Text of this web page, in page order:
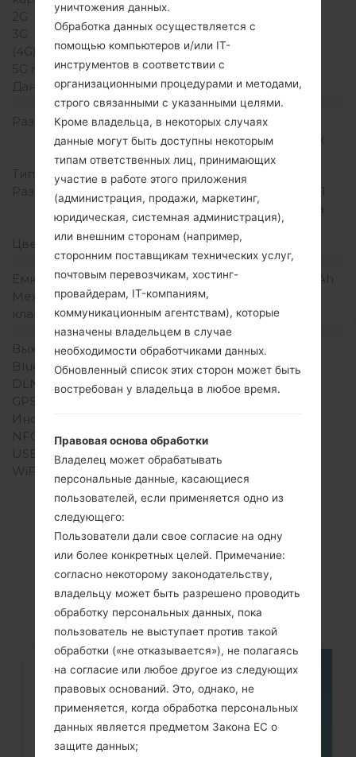
2G
3G
-
(4G) LTE
5G network
-
Данные
GPRS
Дисплей
Размер экрана
1.5 in (~17.54%
соотношение экрана к
телу)
Тип экрана
TFT
Разрешение экрана
128 x 128 пикселей (~121
плотность пикселей на
дюйм)
Цвета экрана
65K цветов
Аккумулятор и клавиатура
Емкость аккумулятора
Съемный Li-Ion 900 mAh
Механическая
клавиатура
Есть
Интерфейсы
Выход для аудио
-
Bluetooth
-
DLNA
Нет
GPS
Инфракрасный порт
NFC
Нет
USB
-
WiFi
Cтатьи
LG300G(LG300G)
уничтожения данных.
Обработка данных осуществляется с
помощью компьютеров и/или IT-
инструментов в соответствии с
организационными процедурами и методами,
строго связанными с указанными целями.
Кроме владельца, в некоторых случаях
данные могут быть доступны некоторым
типам ответственных лиц, принимающих
участие в работе этого приложения
(администрация, продажи, маркетинг,
юридическая, системная администрация),
или внешним сторонам (например,
сторонним поставщикам технических услуг,
почтовым перевозчикам, хостинг-
провайдерам, IT-компаниям,
коммуникационным агентствам), которые
назначены владельцем в случае
необходимости обработчиками данных.
Обновленный список этих сторон может быть
востребован у владельца в любое время.
Правовая основа обработки
Владелец может обрабатывать
персональные данные, касающиеся
пользователей, если применяется одно из
следующего:
Пользователи дали свое согласие на одну
или более конкретных целей. Примечание:
согласно некоторому законодательству,
владельцу может быть разрешено проводить
обработку персональных данных, пока
пользователь не выступает против такой
обработки («не отказывается»), не полагаясь
на согласие или любое другое из следующих
правовых оснований. Это, однако, не
применяется, когда обработка персональных
данных является предметом Закона ЕС о
защите данных;